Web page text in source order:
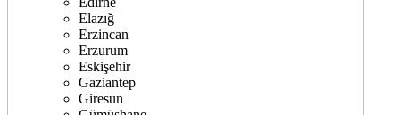
Elazığ
Erzincan
Erzurum
Eskişehir
Gaziantep
Giresun